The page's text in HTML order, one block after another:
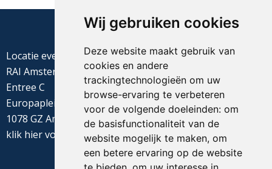
Wij gebruiken cookies
Deze website maakt gebruik van
cookies en andere
trackingtechnologieën om uw
browse-ervaring te verbeteren
voor de volgende doeleinden: om
de basisfunctionaliteit van de
website mogelijk te maken, om
een betere ervaring op de website
Locatie evenement
RAI Amsterdam
Entree C
Europaplein 22
1078 GZ Amsterdam
klik hiervoor de routebeschrijving